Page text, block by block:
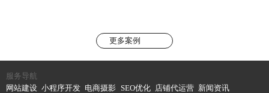
更多案例
服务导航
网站建设 小程序开发 电商摄影 SEO优化 店铺代运营 新闻资讯